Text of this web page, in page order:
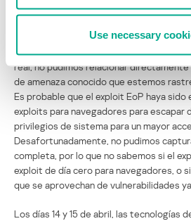
Use necessary
señales y artefactos similares, así como
observadas en el mundo real en los
origen en Moses. Aunque el exploit EoP
real, no pudimos relacionar
de amenaza conocido que estemos
Es probable que el exploit EoP haya sido
exploits para navegadores para escapar
privilegios de sistema para un mayor
Desafortunadamente, no pudimos
completa, por lo que no sabemos si el
exploit de día cero para navegadores, o
que se aprovechan de vulnerabilidades
Los días 14 y 15 de abril, las tecnologías